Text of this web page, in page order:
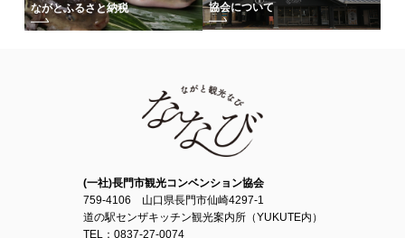
ながとふるさと納税
協会について
(一社)長門市観光コンベンション協会
759-4106 山口県長門市仙崎4297-1
道の駅センザキッチン観光案内所（YUKUTE内）
TEL：0837-27-0074